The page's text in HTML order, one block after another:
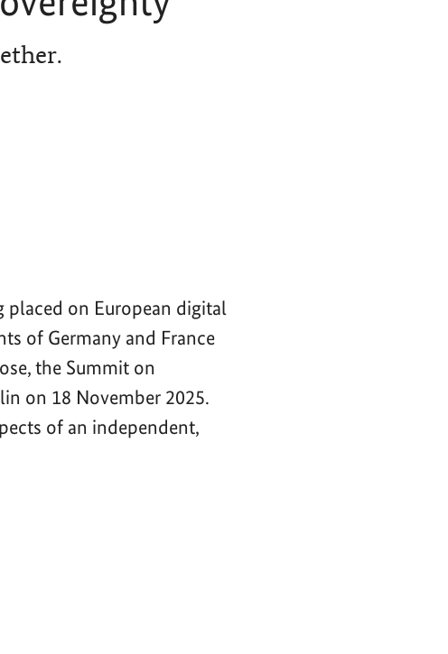
on European digital
of Germany and France
the Summit on
on 18 November 2025.
of an independent,